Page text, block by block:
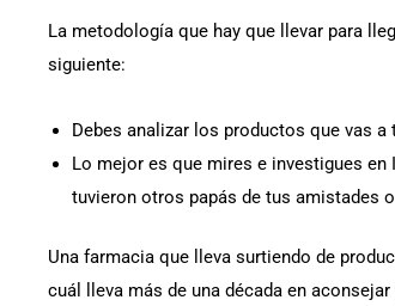
La metodología que hay que llevar para
siguiente:
Debes analizar los productos que vas
Lo mejor es que mires e investigues
tuvieron otros papás de tus amistades
Una farmacia que lleva surtiendo de
cuál lleva más de una década en